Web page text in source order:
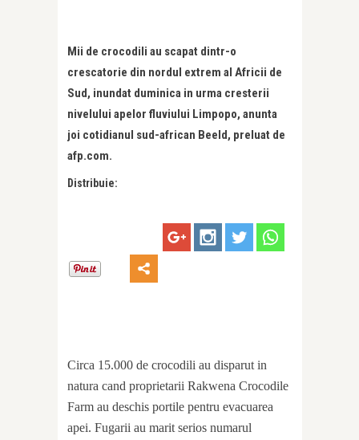
Mii de crocodili au scapat dintr-o
crescatorie din nordul extrem al Africii de
Sud, inundat duminica in urma cresterii
nivelului apelor fluviului Limpopo, anunta
joi cotidianul sud-african Beeld, preluat de
afp.com.
Distribuie:
Circa 15.000 de crocodili au disparut in
natura cand proprietarii Rakwena Crocodile
Farm au deschis portile pentru evacuarea
apei. Fugarii au marit serios numarul